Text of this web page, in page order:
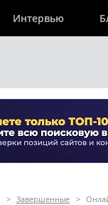
Интервью
> Завершенные >